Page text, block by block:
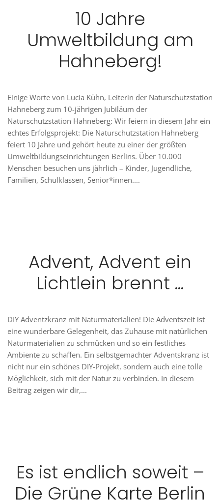
10 Jahre
Umweltbildung am
Hahneberg!
Einige Worte von Lucia Kühn, Leiterin der Naturschutzstation
Hahneberg zum 10-jährigen Jubiläum der
Naturschutzstation Hahneberg: Wir feiern in diesem Jahr ein
echtes Erfolgsprojekt: Die Naturschutzstation Hahneberg
feiert 10 Jahre und gehört heute zu einer der größten
Umweltbildungseinrichtungen Berlins. Über 10.000
Menschen besuchen uns jährlich – Kinder, Jugendliche,
Familien, Schulklassen, Senior*innen....
Advent, Advent ein
Lichtlein brennt …
DIY Adventzkranz mit Naturmaterialien! Die Adventszeit ist
eine wunderbare Gelegenheit, das Zuhause mit natürlichen
Naturmaterialien zu schmücken und so ein festliches
Ambiente zu schaffen. Ein selbstgemachter Adventskranz ist
nicht nur ein schönes DIY-Projekt, sondern auch eine tolle
Möglichkeit, sich mit der Natur zu verbinden. In diesem
Beitrag zeigen wir dir,...
Es ist endlich soweit –
Die Grüne Karte Berlin